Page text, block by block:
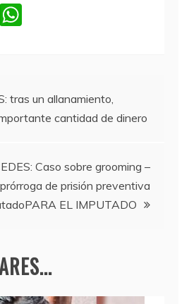
T
A
p
tras un allanamiento,
cantidad de dinero
Caso sobre grooming –
de prisión preventiva
EL IMPUTADO